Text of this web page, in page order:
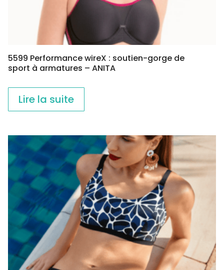
5599 Performance wireX : soutien-gorge de
sport à armatures – ANITA
Lire la suite